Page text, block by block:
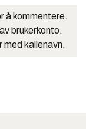
å kommentere.
brukerkonto.
med kallenavn.